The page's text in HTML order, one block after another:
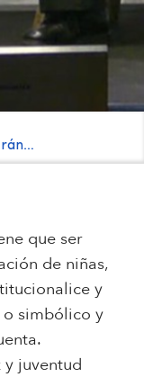
que ser
de niñas,
y
simbólico y
y juventud